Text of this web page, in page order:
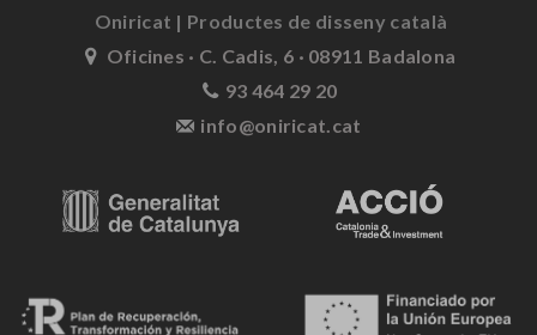
Oniricat | Productes de disseny català
Oficines · C. Cadis, 6 · 08911 Badalona
93 464 29 20
info@oniricat.cat